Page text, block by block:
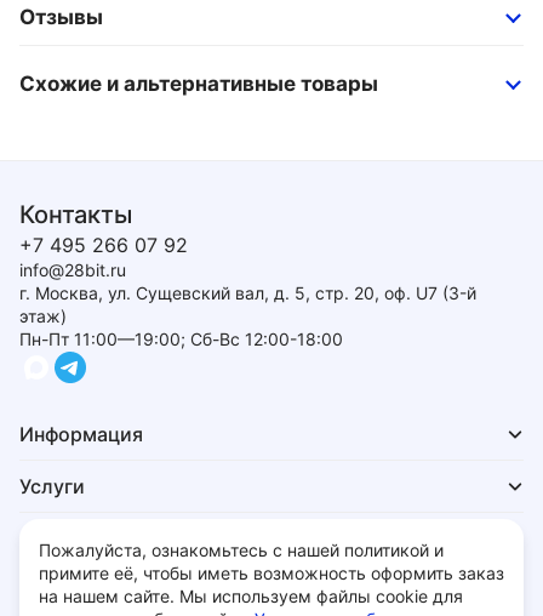
Отзывы
Схожие и альтернативные товары
Контакты
+7 495 266 07 92
info@28bit.ru
г. Москва, ул. Сущевский вал, д. 5, стр. 20, оф. U7 (3-й
этаж)
Пн-Пт 11:00—19:00; Сб-Вс 12:00-18:00
Информация
Услуги
Для покупателей
Пожалуйста, ознакомьтесь с нашей политикой и
примите её, чтобы иметь возможность оформить заказ
на нашем сайте. Мы используем файлы cookie для